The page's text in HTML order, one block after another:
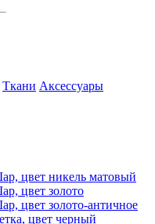
Ткани Аксессуары